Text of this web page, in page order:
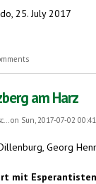
25. July 2017
für engagierte
am Harz
on Sun, 2017-07-02 00:41
Georg
mit